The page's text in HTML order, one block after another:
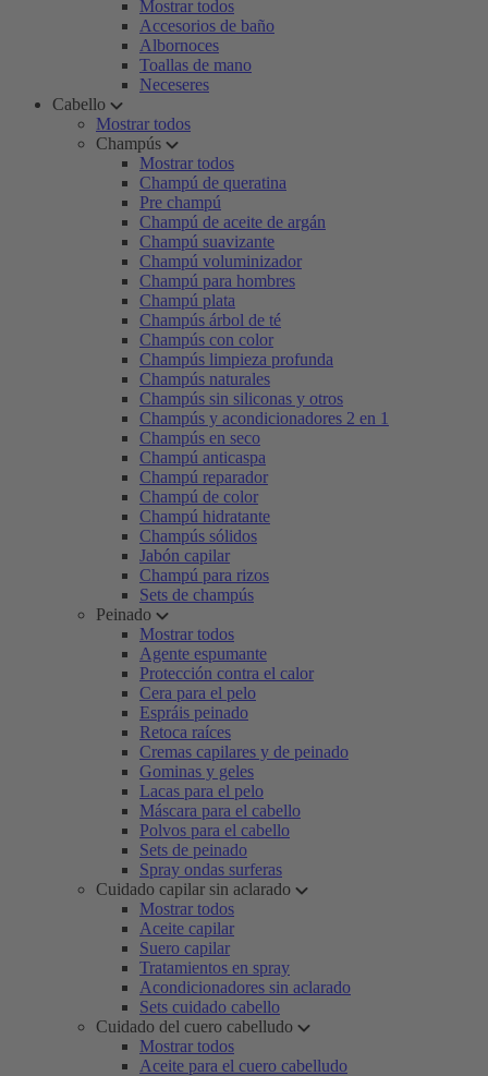
Mostrar todos
Accesorios de baño
Albornoces
Toallas de mano
Neceseres
Cabello
Mostrar todos
Champús
Mostrar todos
Champú de queratina
Pre champú
Champú de aceite de argán
Champú suavizante
Champú voluminizador
Champú para hombres
Champú plata
Champús árbol de té
Champús con color
Champús limpieza profunda
Champús naturales
Champús sin siliconas y otros
Champús y acondicionadores 2 en 1
Champús en seco
Champú anticaspa
Champú reparador
Champú de color
Champú hidratante
Champús sólidos
Jabón capilar
Champú para rizos
Sets de champús
Peinado
Mostrar todos
Agente espumante
Protección contra el calor
Cera para el pelo
Espráis peinado
Retoca raíces
Cremas capilares y de peinado
Gominas y geles
Lacas para el pelo
Máscara para el cabello
Polvos para el cabello
Sets de peinado
Spray ondas surferas
Cuidado capilar sin aclarado
Mostrar todos
Aceite capilar
Suero capilar
Tratamientos en spray
Acondicionadores sin aclarado
Sets cuidado cabello
Cuidado del cuero cabelludo
Mostrar todos
Aceite para el cuero cabelludo